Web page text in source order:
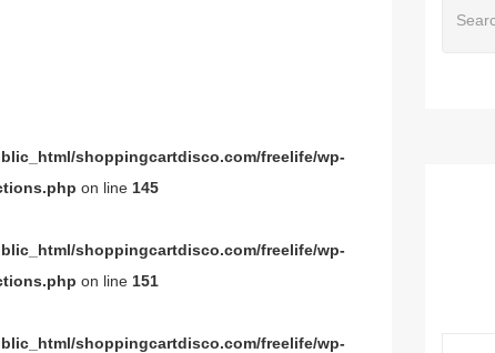
shoppingcartdisco.com/freelife/wp-
on line 145
shoppingcartdisco.com/freelife/wp-
on line 151
shoppingcartdisco.com/freelife/wp-